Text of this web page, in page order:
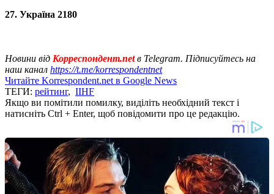
27. Україна 2180
Новини від Корреспондент.netв Telegram. Підписуйтесь на
наш канал https://t.me/korrespondentnet
Читайте Korrespondent.net в Google News
ТЕГИ: рейтинг, IIHF
Якщо ви помітили помилку, виділіть необхідний текст і
натисніть Ctrl + Enter, щоб повідомити про це редакцію.